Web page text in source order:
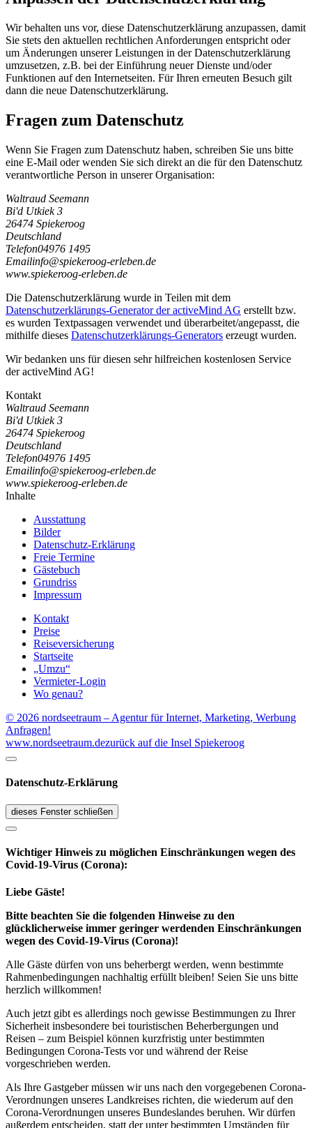
Wir behalten uns vor, diese Datenschutzerklärung anzupassen, damit
Sie stets den aktuellen rechtlichen Anforderungen entspricht oder
um Änderungen unserer Leistungen in der Datenschutzerklärung
umzusetzen, z.B. bei der Einführung neuer Dienste und/oder
Funktionen auf den Internetseiten. Für Ihren erneuten Besuch gilt
dann die neue Datenschutzerklärung.
Fragen zum Datenschutz
Wenn Sie Fragen zum Datenschutz haben, schreiben Sie uns bitte
eine E-Mail oder wenden Sie sich direkt an die für den Datenschutz
verantwortliche Person in unserer Organisation:
Waltraud Seemann
Bi'd Utkiek 3
26474 Spiekeroog
Deutschland
Telefon04976 1495
Emailinfo@spiekeroog-erleben.de
www.spiekeroog-erleben.de
Die Datenschutzerklärung wurde in Teilen mit dem
Datenschutzerklärungs-Generator der activeMind AG erstellt bzw.
es wurden Textpassagen verwendet und überarbeitet/angepasst, die
mithilfe dieses Datenschutzerklärungs-Generators erzeugt wurden.
Wir bedanken uns für diesen sehr hilfreichen kostenlosen Service
der activeMind AG!
Kontakt
Waltraud Seemann
Bi'd Utkiek 3
26474 Spiekeroog
Deutschland
Telefon04976 1495
Emailinfo@spiekeroog-erleben.de
www.spiekeroog-erleben.de
Inhalte
Ausstattung
Bilder
Datenschutz-Erklärung
Freie Termine
Gästebuch
Grundriss
Impressum
Kontakt
Preise
Reiseversicherung
Startseite
„Umzu“
Vermieter-Login
Wo genau?
© 2026 nordseetraum – Agentur für Internet, Marketing, Werbung
Anfragen!
www.nordseetraum.dezurück auf die Insel Spiekeroog
Datenschutz-Erklärung
dieses Fenster schließen
Wichtiger Hinweis zu möglichen Ein­schränk­ungen wegen des
Covid-19-Virus (Corona):
Liebe Gäste!
Bitte beachten Sie die folgenden Hinweise zu den
glücklicherweise immer geringer werdenden Einschränkungen
wegen des Covid-19-Virus (Corona)!
Alle Gäste dürfen von uns beherbergt werden, wenn bestimmte
Rahmenbedingungen nachhaltig erfüllt bleiben! Seien Sie uns bitte
herzlich willkommen!
Auch jetzt gibt es allerdings noch gewisse Bestimmungen zu Ihrer
Sicherheit insbesondere bei touristischen Beherbergungen und
Reisen – zum Beispiel können kurzfristig unter bestimmten
Bedingungen Corona-Tests vor und während der Reise
vorgeschrieben werden.
Als Ihre Gastgeber müssen wir uns nach den vorgegebenen Corona-
Verordnungen unseres Landkreises richten, die wiederum auf den
Corona-Verordnungen unseres Bundeslandes beruhen. Wir dürfen
außerdem entscheiden, statt der unter bestimmten Umständen für